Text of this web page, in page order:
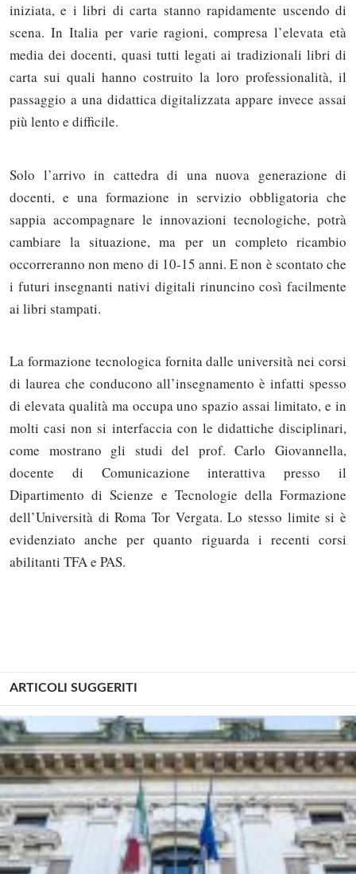
iniziata, e i libri di carta stanno rapidamente uscendo di
scena. In Italia per varie ragioni, compresa l’elevata età
media dei docenti, quasi tutti legati ai tradizionali libri di
carta sui quali hanno costruito la loro professionalità, il
passaggio a una didattica digitalizzata appare invece assai
più lento e difficile.
Solo l’arrivo in cattedra di una nuova generazione di
docenti, e una formazione in servizio obbligatoria che
sappia accompagnare le innovazioni tecnologiche, potrà
cambiare la situazione, ma per un completo ricambio
occorreranno non meno di 10-15 anni. E non è scontato che
i futuri insegnanti nativi digitali rinuncino così facilmente
ai libri stampati.
La formazione tecnologica fornita dalle università nei corsi
di laurea che conducono all’insegnamento è infatti spesso
di elevata qualità ma occupa uno spazio assai limitato, e in
molti casi non si interfaccia con le didattiche disciplinari,
come mostrano gli studi del prof. Carlo Giovannella,
docente di Comunicazione interattiva presso il
Dipartimento di Scienze e Tecnologie della Formazione
dell’Università di Roma Tor Vergata. Lo stesso limite si è
evidenziato anche per quanto riguarda i recenti corsi
abilitanti TFA e PAS.
ARTICOLI SUGGERITI